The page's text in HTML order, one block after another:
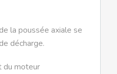
la poussée axiale se
décharge.
du moteur